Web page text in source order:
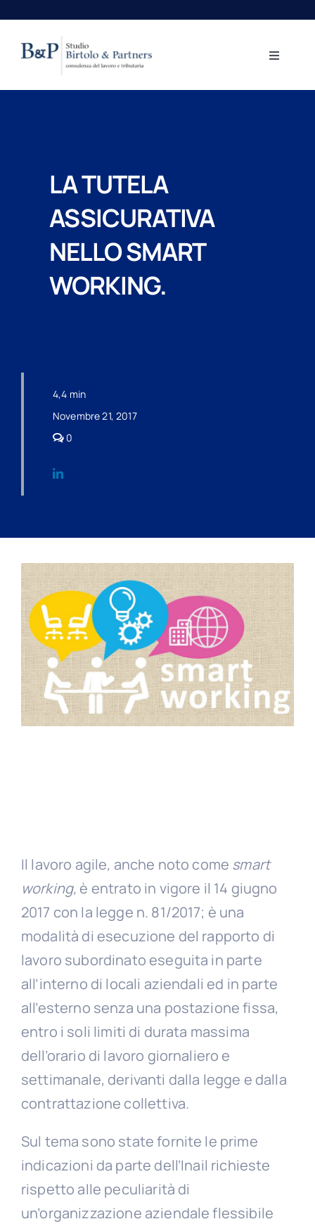
contenuto
Toggle
Home
Centro Studi
LA TUTELA
ASSICURATIVA
NELLO SMART
WORKING.
4,4 min
Novembre 21, 2017
0
Il lavoro agile, anche noto come smart
working, è entrato in vigore il 14 giugno
2017 con la legge n. 81/2017; è una
modalità di esecuzione del rapporto di
lavoro subordinato eseguita in parte
all’interno di locali aziendali ed in parte
all’esterno senza una postazione fissa,
entro i soli limiti di durata massima
dell’orario di lavoro giornaliero e
settimanale, derivanti dalla legge e dalla
contrattazione collettiva.
Sul tema sono state fornite le prime
indicazioni da parte dell’Inail richieste
rispetto alle peculiarità di
un’organizzazione aziendale flessibile